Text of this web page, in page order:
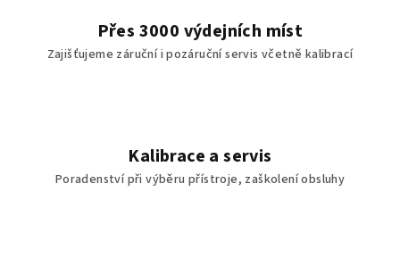
Přes 3000 výdejních míst
Zajišťujeme záruční i pozáruční servis včetně kalibrací
Kalibrace a servis
Poradenství při výběru přístroje, zaškolení obsluhy